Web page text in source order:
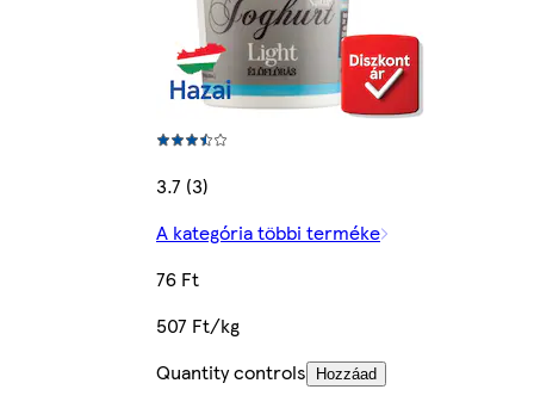
3.7 (3)
A kategória többi terméke
76 Ft
507 Ft/kg
Quantity controls
Hozzáad